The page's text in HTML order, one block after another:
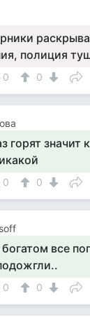
полиция
0 0
горят значит
0 0
все
0 0